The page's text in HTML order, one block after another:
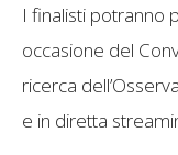
I finalisti potranno
occasione del
ricerca
e in diretta